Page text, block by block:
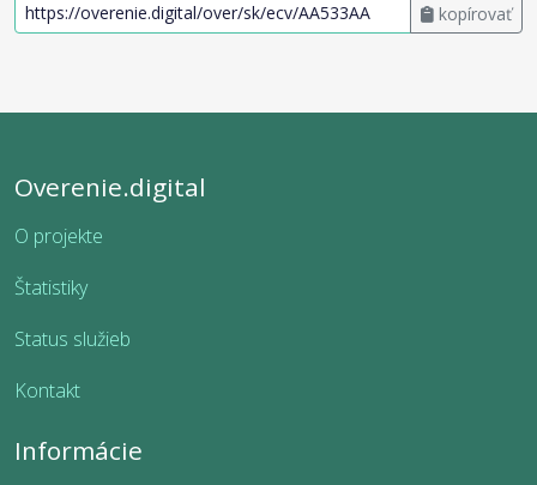
kopírovať
Overenie.digital
O projekte
Štatistiky
Status služieb
Kontakt
Informácie